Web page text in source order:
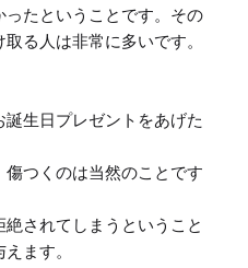
たということです。その
る人は非常に多いです。
生日プレゼントをあげた
傷つくのは当然のことです
されてしまうということ
ます。